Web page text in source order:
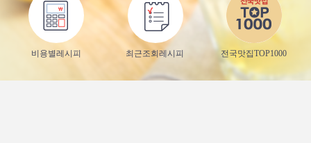
비용별레시피 최근조회레시피 전국맛집TOP1000